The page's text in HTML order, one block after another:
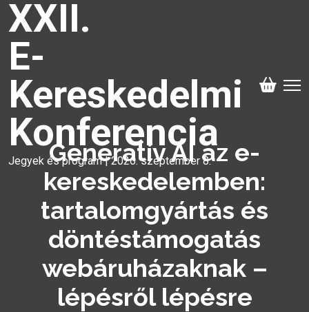
XXII.
E-
Kereskedelmi
Konferencia
Jegyek és program | 2026. szeptember 8.
Generatív AI az e-
kereskedelemben:
tartalomgyártás és
döntéstámogatás
webáruházaknak –
lépésről lépésre